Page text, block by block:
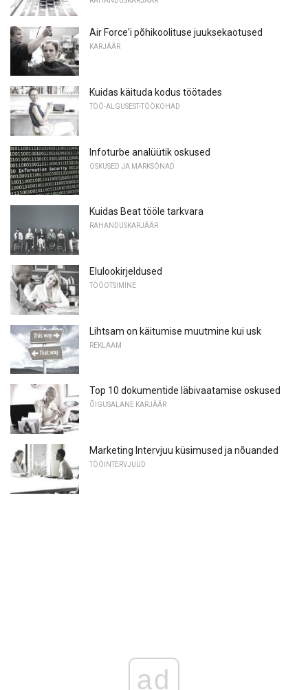
Air Force'i põhikoolituse juuksekaotused
KARJÄÄR
Kuidas käituda kodus töötades
TÖÖ-ALGUSEST-TÖÖKOHAD
Infoturbe analüütik oskused
OSKUSED JA MÄRKSÕNAD
Kuidas Beat tööle tarkvara
RAHANDUSKARJÄÄR
Elulookirjeldused
TÖÖOTSIMINE
Lihtsam on käitumise muutmine kui usk
REKLAAM
Top 10 dokumentide läbivaatamise oskused
ÕIGUSALANE KARJÄÄR
Marketing Intervjuu küsimused ja nõuanded
TÖÖINTERVJUUD
ad